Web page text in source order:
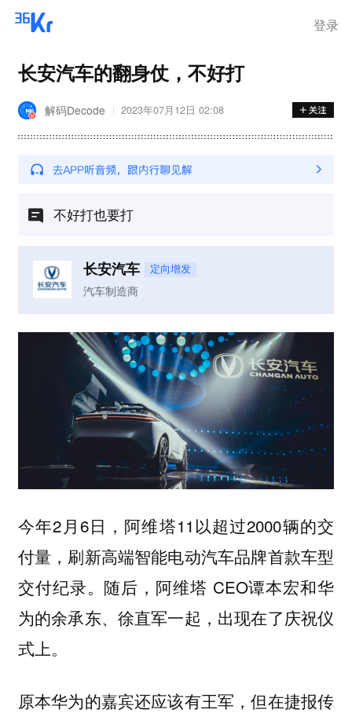
登录
长安汽车的翻身仗，不好打
解码Decode 2023年07月12日 02:08
不好打也要打
长安汽车 定向增发
汽车制造商
今年2月6日，阿维塔11以超过2000辆的交
付量，刷新高端智能电动汽车品牌首款车型
交付纪录。随后，阿维塔 CEO谭本宏和华
为的余承东、徐直军一起，出现在了庆祝仪
式上。
原本华为的嘉宾还应该有王军，但在捷报传